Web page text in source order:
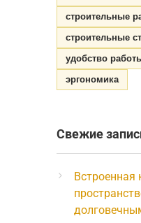
строительные
строительные
удобство
эргономика
Свежие
Встроенная